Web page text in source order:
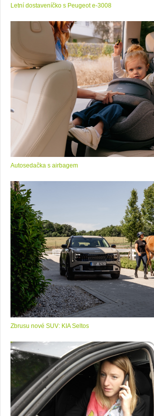
Letní dostaveníčko s Peugeot e-3008
Autosedačka s airbagem
Zbrusu nové SUV: KIA Seltos